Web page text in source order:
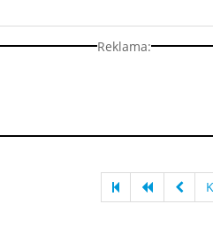
Reklama: